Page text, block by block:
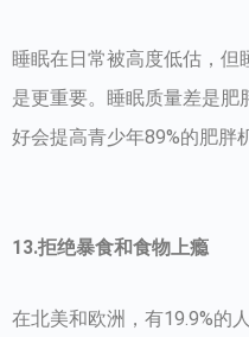
睡眠在日常被高度低估，但
是更重要。睡眠质量差是肥
好会提高青少年89%的肥胖
13.拒绝暴食和食物上瘾
在北美和欧洲，有19.9%的